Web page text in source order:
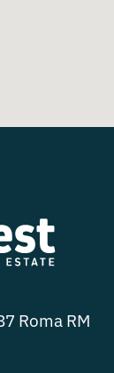
Roma RM